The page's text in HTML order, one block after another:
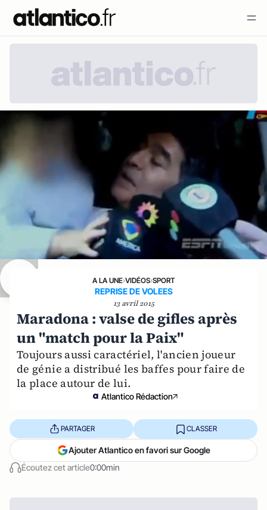
A LA UNE›VIDÉOS›SPORT
REPRISE DE VOLEES
13 avril 2015
Maradona : valse de gifles après
un "match pour la Paix"
Toujours aussi caractériel, l'ancien joueur
de génie a distribué les baffes pour faire de
la place autour de lui.
Atlantico Rédaction
Écoutez cet article0:00min
PARTAGER CLASSER
Ajouter Atlantico en favori sur Google